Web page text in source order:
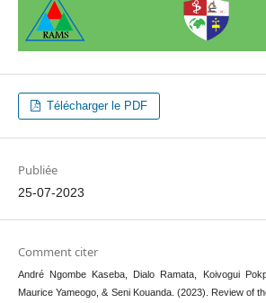
Télécharger le PDF
Publiée
25-07-2023
Comment citer
André Ngombe Kaseba, Dialo Ramata, Koivogui
Maurice Yameogo, & Seni Kouanda. (2023). Review of